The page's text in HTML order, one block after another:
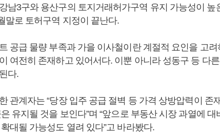
남3구와 용산구의 토지거래허가구역 유지 가능성이 높
말로 토허구역 지정이 끝난다.
공급 물량 부족과 가을 이사철이란 계절적 요인을 고
여전히 존재하고 있어서다. 이뿐 아니라 성동구 등 다
다.
관계자는 “당장 입주 공급 절벽 등 가격 상방압력이 존
유지될 것을 보인다”며 “앞으로 부동산 시장 과열에
대될 가능성도 열려 있다”고 바라봤다.